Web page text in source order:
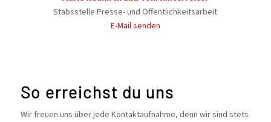
Stabsstelle Presse- und Öffentlichkeitsarbeit
E-Mail senden
So erreichst du uns
Wir freuen uns über jede Kontaktaufnahme, denn wir sind stets